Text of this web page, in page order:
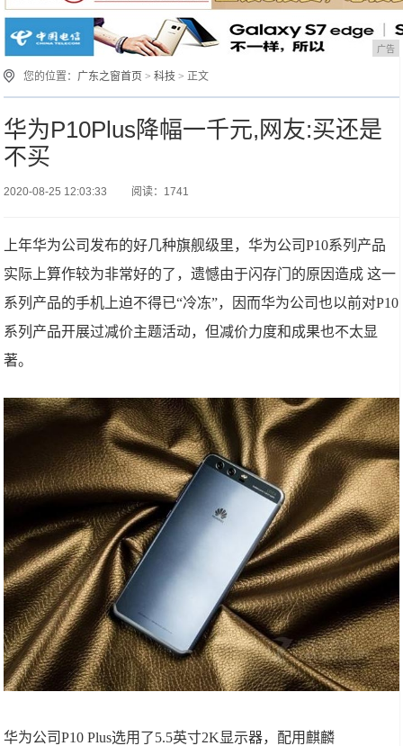
广告
您的位置： 广东之窗首页 >科技 > 正文
华为P10Plus降幅一千元,网友:买还是
不买
2020-08-25 12:03:33 阅读：1741
上年华为公司发布的好几种旗舰级里，华为公司P10系列产品
实际上算作较为非常好的了，遗憾由于闪存门的原因造成 这一
系列产品的手机上迫不得已“冷冻”，因而华为公司也以前对P10
系列产品开展过减价主题活动，但减价力度和成果也不太显
著。
华为公司P10 Plus选用了5.5英寸2K显示器，配用麒麟